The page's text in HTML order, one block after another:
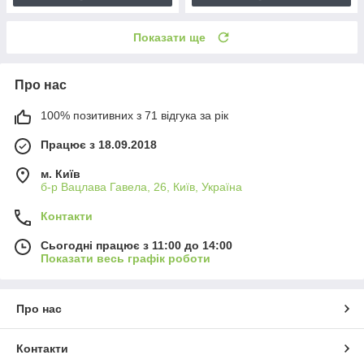
Показати ще
Про нас
100% позитивних з 71 відгука за рік
Працює з 18.09.2018
м. Київ
б-р Вацлава Гавела, 26, Київ, Україна
Контакти
Сьогодні працює з 11:00 до 14:00
Показати весь графік роботи
Про нас
Контакти